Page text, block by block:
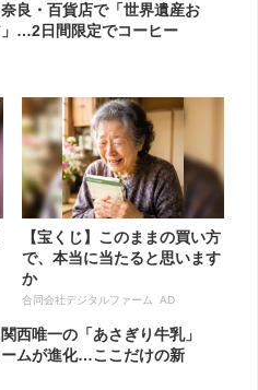
奈良・百貨店で「世界遺産お
…2日間限定でコーヒー
【宝くじ】このままの買い方
で、本当に当たると思います
か
合同会社デジタルファーム AD
西唯一の「あさぎり牛乳」
ムが進化…ここだけの新